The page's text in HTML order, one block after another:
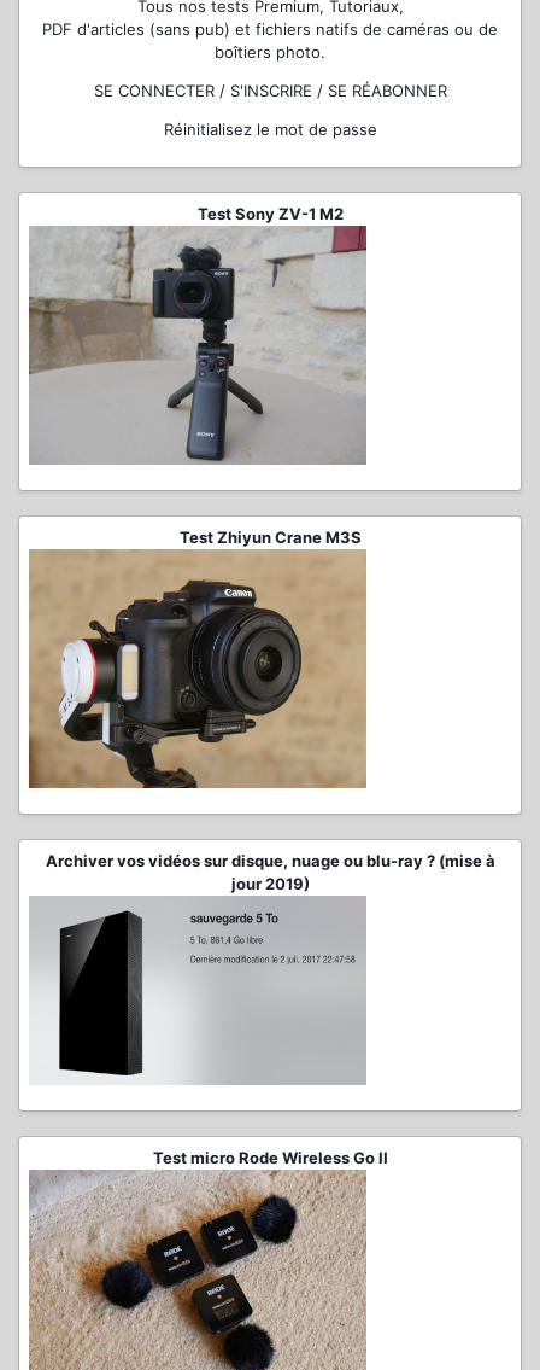
Tous nos tests Premium, Tutoriaux,
PDF d'articles (sans pub) et fichiers natifs de caméras ou de
boîtiers photo.
SE CONNECTER / S'INSCRIRE / SE RÉABONNER
Réinitialisez le mot de passe
Test Sony ZV-1 M2
Test Zhiyun Crane M3S
Archiver vos vidéos sur disque, nuage ou blu-ray ? (mise à
jour 2019)
Test micro Rode Wireless Go II